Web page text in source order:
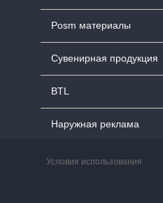
Posm материалы
Сувенирная продукция
BTL
Наружная реклама
Условия использования